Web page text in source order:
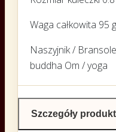
Waga całkowita 95 g
Naszyjnik /
buddha Om / yoga
Szczegóły